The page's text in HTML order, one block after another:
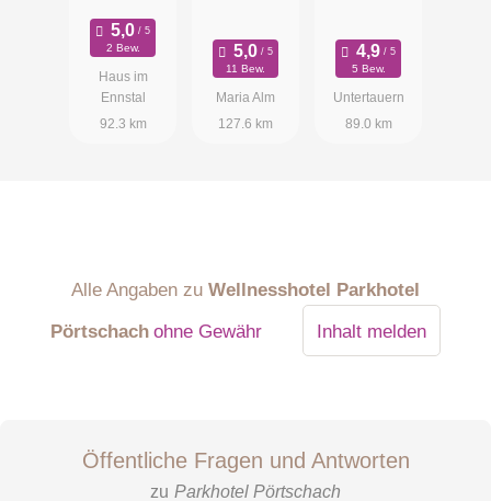
bei
Schladming
2 Bew.
Haus im
Ennstal
92.3 km
11 Bew.
Maria Alm
127.6 km
5 Bew.
Untertauern
89.0 km
Alle Angaben zu Wellnesshotel Parkhotel
Pörtschach ohne Gewähr Inhalt melden
Öffentliche Fragen und Antworten
zu Parkhotel Pörtschach